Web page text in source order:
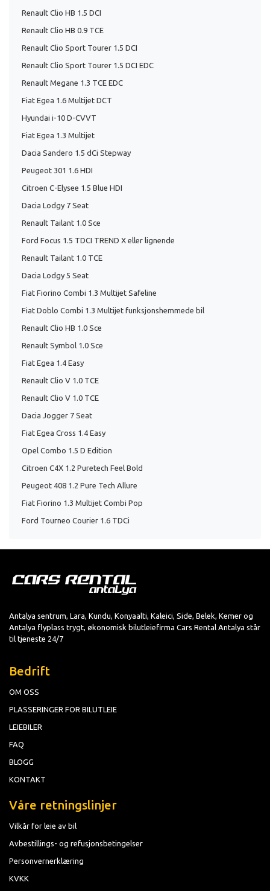
Renault Clio HB 1.5 DCI
Renault Clio HB 0.9 TCE
Renault Clio Sport Tourer 1.5 DCI
Renault Clio Sport Tourer 1.5 DCI EDC
Renault Megane 1.3 TCE EDC
Fiat Egea 1.6 Multijet DCT
Hyundai i-10 D-CVVT
Fiat Egea 1.3 Multijet
Dacia Sandero 1.5 dCi Stepway
Peugeot 301 1.6 HDI
Citroen C-Elysee 1.5 Blue HDI
Dacia Lodgy 7 Seat
Renault Tailant 1.0 Sce
Ford Focus 1.5 TDCI TREND X eller lignende
Renault Tailant 1.0 TCE
Dacia Lodgy 5 Seat
Fiat Fiorino Combi 1.3 Multijet Safeline
Fiat Doblo Combi 1.3 Multijet funksjonshemmede bil
Renault Clio HB 1.0 Sce
Renault Symbol 1.0 Sce
Fiat Egea 1.4 Easy
Renault Clio V 1.0 TCE
Renault Clio V 1.0 TCE
Dacia Jogger 7 Seat
Fiat Egea Cross 1.4 Easy
Opel Combo 1.5 D Edition
Citroen C4X 1.2 Puretech Feel Bold
Peugeot 408 1.2 Pure Tech Allure
Fiat Fiorino 1.3 Multijet Combi Pop
Ford Tourneo Courier 1.6 TDCi
Antalya sentrum, Lara, Kundu, Konyaalti, Kaleici, Side, Belek, Kemer og
Antalya flyplass trygt, økonomisk bilutleiefirma Cars Rental Antalya står
til tjeneste 24/7
Bedrift
OM OSS
PLASSERINGER FOR BILUTLEIE
LEIEBILER
FAQ
BLOGG
KONTAKT
Våre retningslinjer
Vilkår for leie av bil
Avbestillings- og refusjonsbetingelser
Personvernerklæring
KVKK